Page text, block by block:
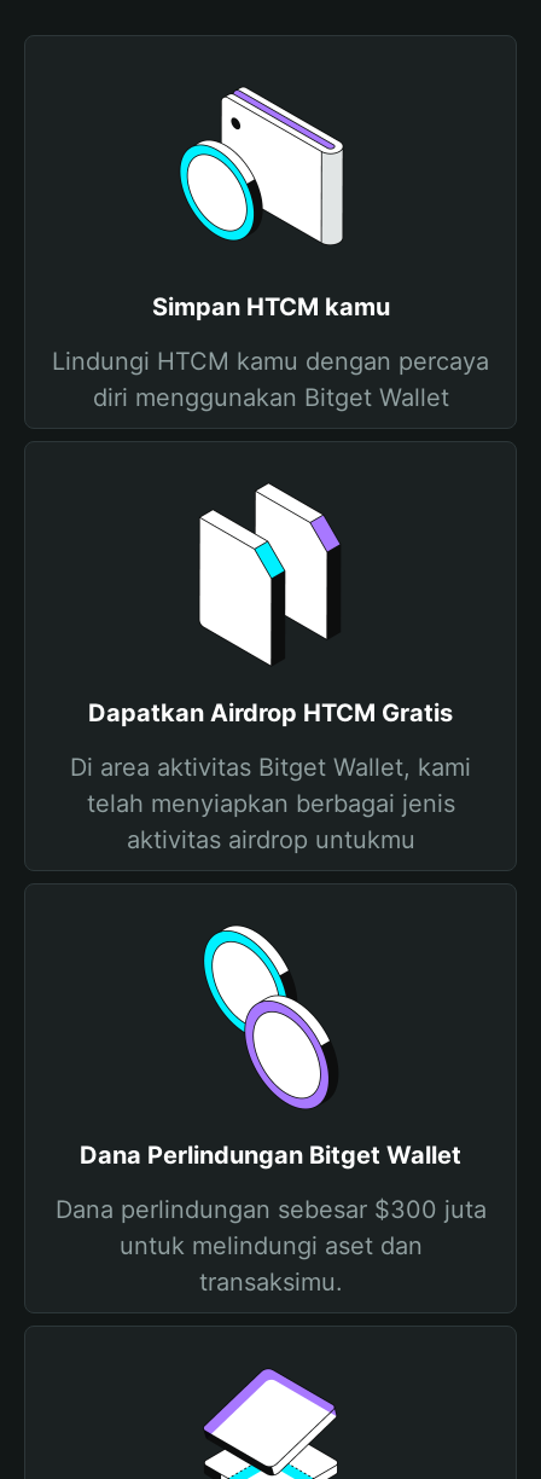
Simpan HTCM kamu
Lindungi HTCM kamu dengan percaya
diri menggunakan Bitget Wallet
Dapatkan Airdrop HTCM Gratis
Di area aktivitas Bitget Wallet, kami
telah menyiapkan berbagai jenis
aktivitas airdrop untukmu
Dana Perlindungan Bitget Wallet
Dana perlindungan sebesar $300 juta
untuk melindungi aset dan
transaksimu.